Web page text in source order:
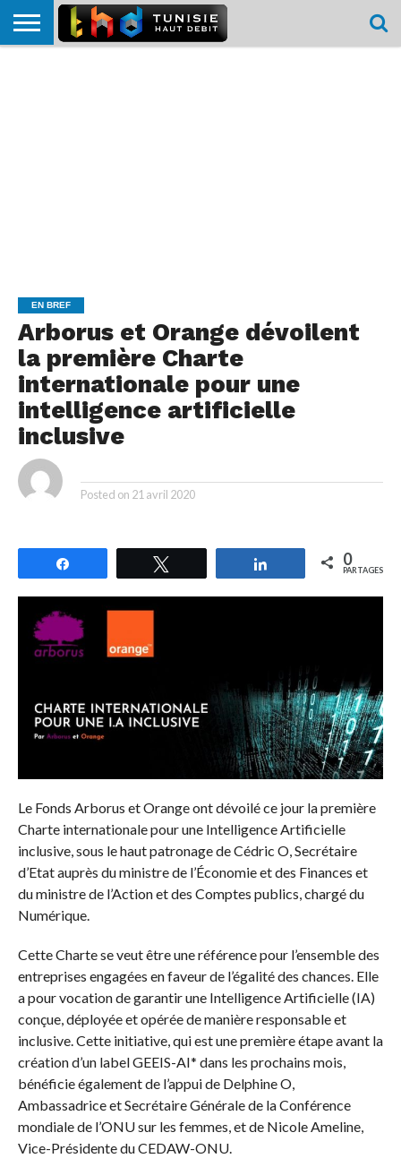
EN BREF
Arborus et Orange dévoilent
la première Charte
internationale pour une
intelligence artificielle
inclusive
Posted on 21 avril 2020
Partagez 0
PARTAGES
Le Fonds Arborus et Orange ont dévoilé ce jour la première
Charte internationale pour une Intelligence Artificielle
inclusive, sous le haut patronage de Cédric O, Secrétaire
d’Etat auprès du ministre de l’Économie et des Finances et
du ministre de l’Action et des Comptes publics, chargé du
Numérique.
Cette Charte se veut être une référence pour l’ensemble des
entreprises engagées en faveur de l’égalité des chances. Elle
a pour vocation de garantir une Intelligence Artificielle (IA)
conçue, déployée et opérée de manière responsable et
inclusive. Cette initiative, qui est une première étape avant la
création d’un label GEEIS-AI* dans les prochains mois,
bénéficie également de l’appui de Delphine O,
Ambassadrice et Secrétaire Générale de la Conférence
mondiale de l’ONU sur les femmes, et de Nicole Ameline,
Vice-Présidente du CEDAW-ONU.